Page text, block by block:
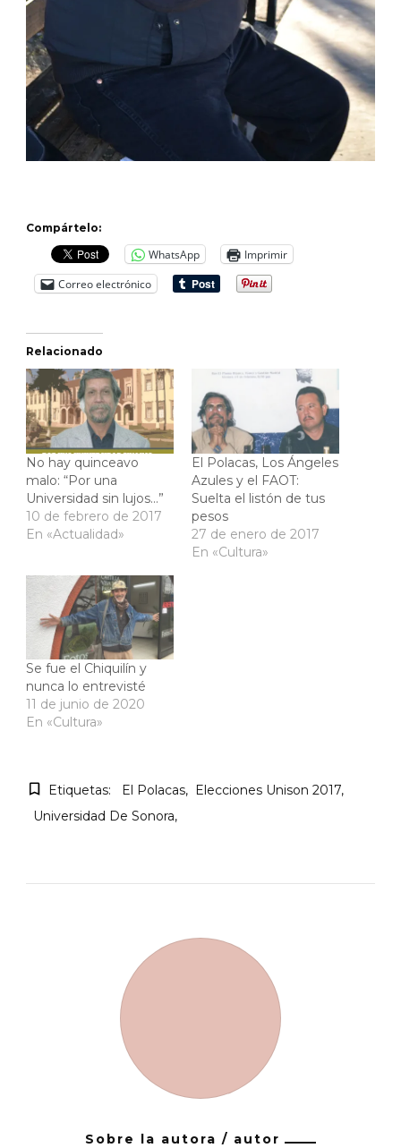
Compártelo:
WhatsApp
Imprimir
Correo electrónico
Relacionado
No hay quinceavo
malo: “Por una
Universidad sin lujos…”
10 de febrero de 2017
En «Actualidad»
El Polacas, Los Ángeles
Azules y el FAOT:
Suelta el listón de tus
pesos
27 de enero de 2017
En «Cultura»
Se fue el Chiquilín y
nunca lo entrevisté
11 de junio de 2020
En «Cultura»
Etiquetas: El Polacas
Elecciones Unison 2017
Universidad De Sonora
Sobre la autora / autor